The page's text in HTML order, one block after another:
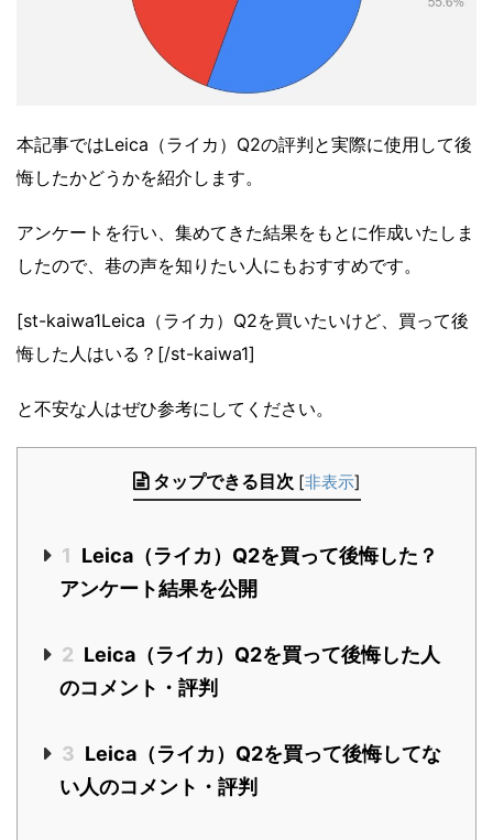
本記事ではLeica（ライカ）Q2の評判と実際に使用して後
悔したかどうかを紹介します。
アンケートを行い、集めてきた結果をもとに作成いたしま
したので、巷の声を知りたい人にもおすすめです。
[st-kaiwa1Leica（ライカ）Q2を買いたいけど、買って後
悔した人はいる？[/st-kaiwa1]
と不安な人はぜひ参考にしてください。
タップできる目次 [非表示]
1 Leica（ライカ）Q2を買って後悔した？
アンケート結果を公開
2 Leica（ライカ）Q2を買って後悔した人
のコメント・評判
3 Leica（ライカ）Q2を買って後悔してな
い人のコメント・評判